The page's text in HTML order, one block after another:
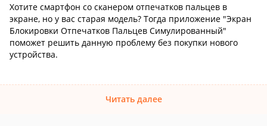
Хотите смартфон со сканером отпечатков пальцев в
экране, но у вас старая модель? Тогда приложение "Экран
Блокировки Отпечатков Пальцев Симулированный"
поможет решить данную проблему без покупки нового
устройства.
Читать далее